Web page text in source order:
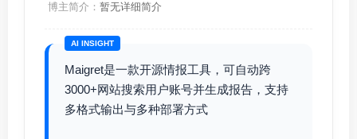
博主简介： 暂无详细简介
AI INSIGHT
Maigret是一款开源情报工具，可自动跨
3000+网站搜索用户账号并生成报告，支持
多格式输出与多种部署方式